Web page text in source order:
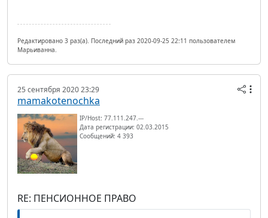
Редактировано 3 раз(а). Последний раз 2020-09-25 22:11 пользователем
Марьиванна.
25 сентября 2020 23:29
mamakotenochka
IP/Host: 77.111.247.---
Дата регистрации: 02.03.2015
Сообщений: 4 393
RE: ПЕНСИОННОЕ ПРАВО